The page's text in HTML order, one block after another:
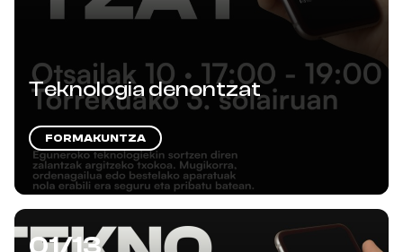
Teknologia denontzat
FORMAKUNTZA